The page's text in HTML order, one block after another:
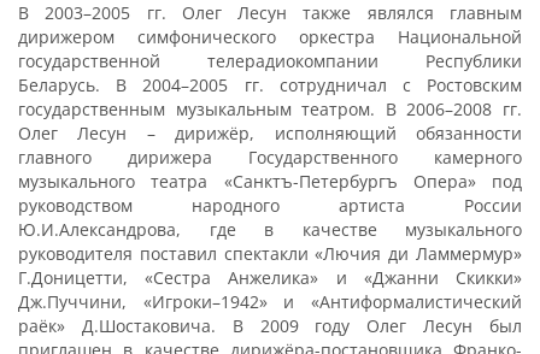
В 2003–2005 гг. Олег Лесун также являлся главным
дирижером симфонического оркестра Национальной
государственной телерадиокомпании Республики
Беларусь. В 2004–2005 гг. сотрудничал с Ростовским
государственным музыкальным театром. В 2006–2008 гг.
Олег Лесун – дирижёр, исполняющий обязанности
главного дирижера Государственного камерного
музыкального театра «Санктъ-Петербургъ Опера» под
руководством народного артиста России
Ю.И.Александрова, где в качестве музыкального
руководителя поставил спектакли «Лючия ди Ламмермур»
Г.Доницетти, «Сестра Анжелика» и «Джанни Скикки»
Дж.Пуччини, «Игроки–1942» и «Антиформалистический
раёк» Д.Шостаковича. В 2009 году Олег Лесун был